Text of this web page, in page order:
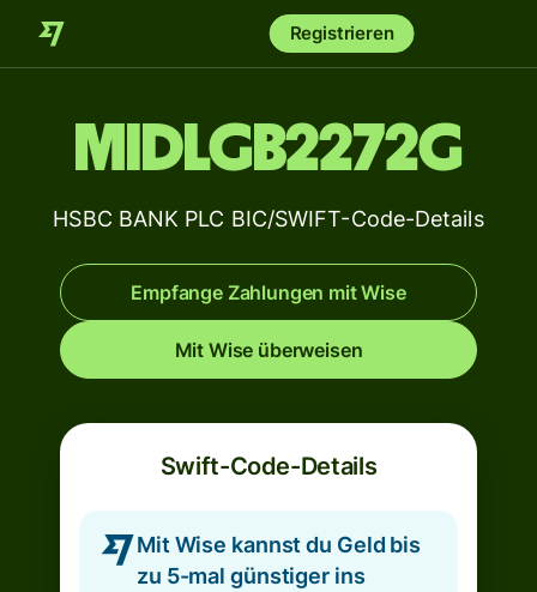
Registrieren
MIDLGB2272G
HSBC BANK PLC BIC/SWIFT-Code-Details
Empfange Zahlungen mit Wise
Mit Wise überweisen
Swift-Code-Details
Mit Wise kannst du Geld bis
zu 5-mal günstiger ins